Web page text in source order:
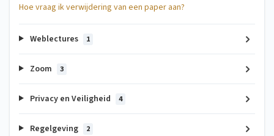
Hoe vraag ik verwijdering van een paper aan?
Weblectures 1
Zoom 3
Privacy en Veiligheid 4
Regelgeving 2